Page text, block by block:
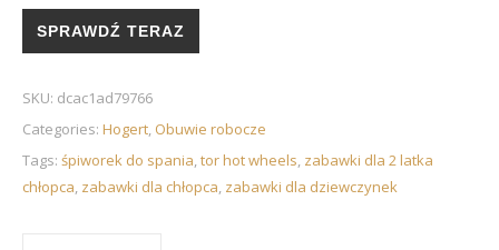
SPRAWDŹ TERAZ
SKU: dcac1ad79766
Categories: Hogert Obuwie robocze
Tags: śpiworek do spania tor hot wheels zabawki dla 2 latka
chłopca zabawki dla chłopca zabawki dla dziewczynek